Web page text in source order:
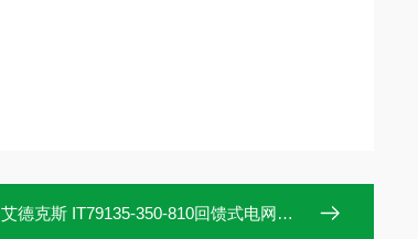
艾德克斯 IT79135-350-810回馈式电网模拟器